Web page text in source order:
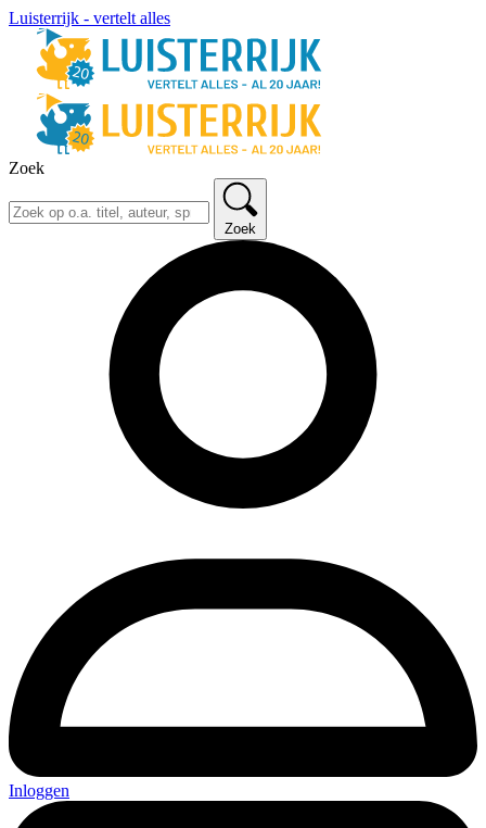
Luisterrijk - vertelt alles
Zoek
Zoek
Inloggen